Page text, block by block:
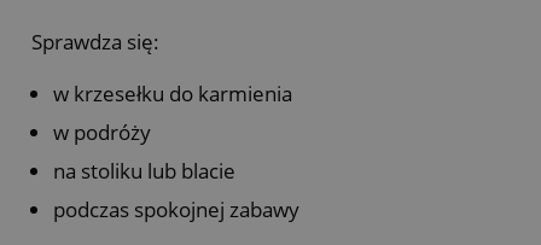
Sprawdza się:
w krzesełku do karmienia
w podróży
na stoliku lub blacie
podczas spokojnej zabawy